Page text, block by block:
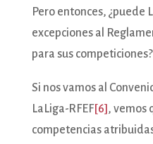
Pero entonces, ¿puede
excepciones al
para sus competiciones?
Si nos vamos al
LaLiga-RFEF[6] , vemos
competencias